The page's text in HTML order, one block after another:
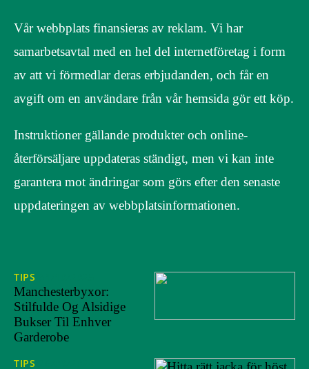
Vår webbplats finansieras av reklam. Vi har
samarbetsavtal med en hel del internetföretag i form
av att vi förmedlar deras erbjudanden, och får en
avgift om en användare från vår hemsida gör ett köp.
Instruktioner gällande produkter och online-
återförsäljare uppdateras ständigt, men vi kan inte
garantera mot ändringar som görs efter den senaste
uppdateringen av webbplatsinformationen.
TIPS
Manchesterbyxor:
Stilfulde Og Alsidige
Bukser Til Enhver
Garderobe
TIPS